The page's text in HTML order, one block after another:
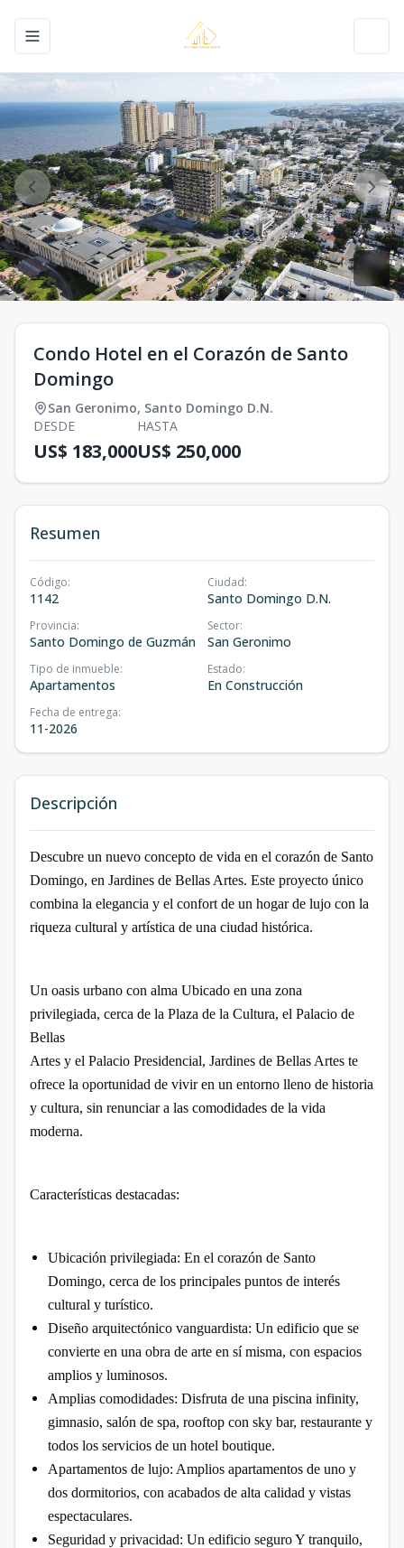
Toggle navigation menu
Condo Hotel en el Corazón de Santo
Domingo
San Geronimo, Santo Domingo D.N.
DESDE
US$ 183,000
HASTA
US$ 250,000
Resumen
Código:
1142
Ciudad:
Santo Domingo D.N.
Provincia:
Santo Domingo de Guzmán
Sector:
San Geronimo
Tipo de inmueble:
Apartamentos
Estado:
En Construcción
Fecha de entrega:
11-2026
Descripción
Descubre un nuevo concepto de vida en el corazón de Santo
Domingo, en Jardines de Bellas Artes. Este proyecto único
combina la elegancia y el confort de un hogar de lujo con la
riqueza cultural y artística de una ciudad histórica.
Un oasis urbano con alma Ubicado en una zona
privilegiada, cerca de la Plaza de la Cultura, el Palacio de
Bellas
Artes y el Palacio Presidencial, Jardines de Bellas Artes te
ofrece la oportunidad de vivir en un entorno lleno de historia
y cultura, sin renunciar a las comodidades de la vida
moderna.
Características destacadas:
Ubicación privilegiada: En el corazón de Santo
Domingo, cerca de los principales puntos de interés
cultural y turístico.
Diseño arquitectónico vanguardista: Un edificio que se
convierte en una obra de arte en sí misma, con espacios
amplios y luminosos.
Amplias comodidades: Disfruta de una piscina infinity,
gimnasio, salón de spa, rooftop con sky bar, restaurante y
todos los servicios de un hotel boutique.
Apartamentos de lujo: Amplios apartamentos de uno y
dos dormitorios, con acabados de alta calidad y vistas
espectaculares.
Seguridad y privacidad: Un edificio seguro Y tranquilo,